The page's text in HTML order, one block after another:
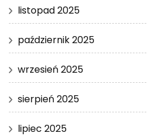
listopad 2025
październik 2025
wrzesień 2025
sierpień 2025
lipiec 2025